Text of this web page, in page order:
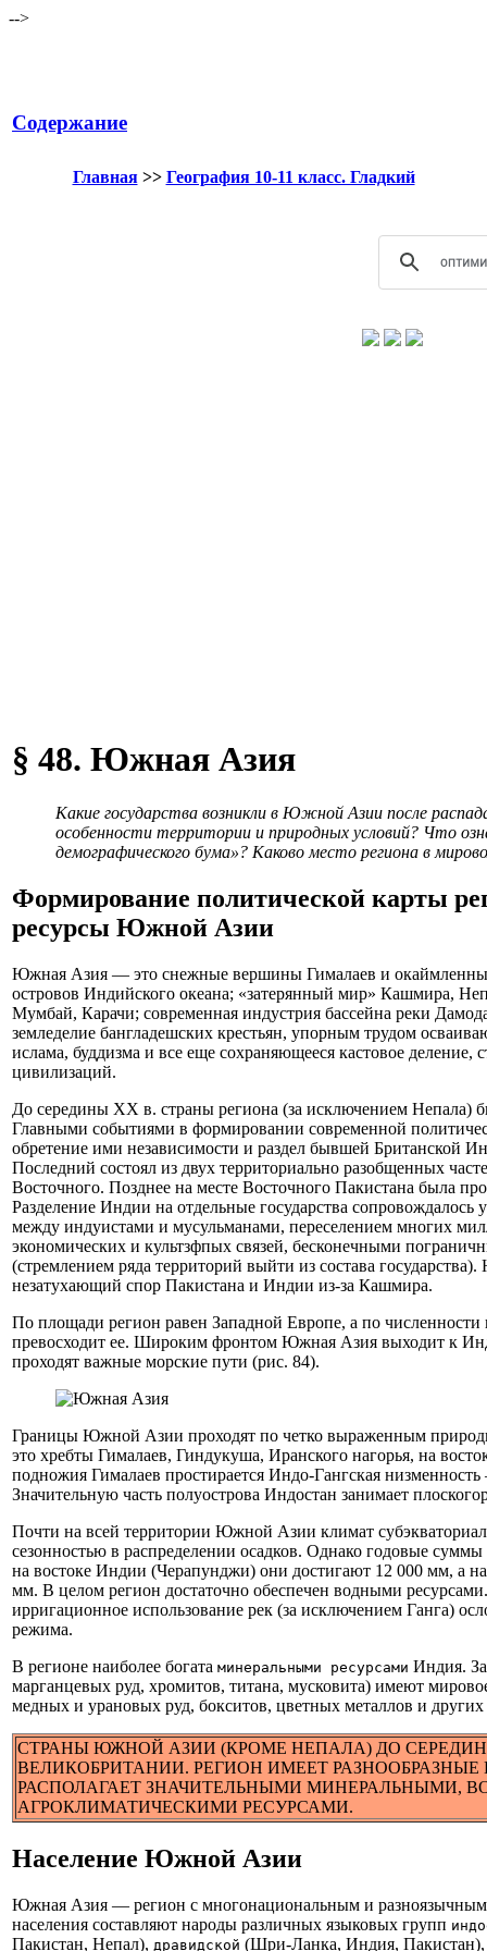
-->
Содержание
Главная>> География 10-11 класс. Гладкий
§ 48. Южная Азия
Какие государства возникли в Южной Азии после
особенности территории и природных условий? Что
демографического бума»? Каково место региона в
Формирование политической карты
ресурсы Южной Азии
Южная Азия — это снежные вершины Гималаев и
островов Индийского океана; «затерянный мир» Кашмира,
Мумбай, Карачи; современная индустрия бассейна реки
земледелие бангладешских крестьян, упорным трудом
ислама, буддизма и все еще сохраняющееся кастовое деление,
цивилизаций.
До середины XX в. страны региона (за исключением Непала)
Главными событиями в формировании современной
обретение ими независимости и раздел бывшей Британской
Последний состоял из двух территориально разобщенных
Восточного. Позднее на месте Восточного Пакистана была
Разделение Индии на отдельные государства сопровождалось
между индуистами и мусульманами, переселением многих
экономических и культзфпых связей, бесконечными
(стремлением ряда территорий выйти из состава
незатухающий спор Пакистана и Индии из-за Кашмира.
По площади регион равен Западной Европе, а по численности
превосходит ее. Широким фронтом Южная Азия выходит к
проходят важные морские пути (рис. 84).
Границы Южной Азии проходят по четко выраженным
это хребты Гималаев, Гиндукуша, Иранского нагорья, на
подножия Гималаев простирается Индо-Гангская
Значительную часть полуострова Индостан занимает
Почти на всей территории Южной Азии климат
сезонностью в распределении осадков. Однако годовые
на востоке Индии (Черапунджи) они достигают 12 000 мм, а
мм. В целом регион достаточно обеспечен водными
ирригационное использование рек (за исключением Ганга)
режима.
В регионе наиболее богата минеральными ресурсами Индия.
марганцевых руд, хромитов, титана, мусковита) имеют
медных и урановых руд, бокситов, цветных металлов и
СТРАНЫ ЮЖНОЙ АЗИИ (КРОМЕ НЕПАЛА) ДО
ВЕЛИКОБРИТАНИИ. РЕГИОН ИМЕЕТ
РАСПОЛАГАЕТ ЗНАЧИТЕЛЬНЫМИ МИНЕРАЛЬНЫМИ,
АГРОКЛИМАТИЧЕСКИМИ РЕСУРСАМИ.
Население Южной Азии
Южная Азия — регион с многонациональным и разноязычным
населения составляют народы различных языковых групп
Пакистан, Непал), дравидской (Шри-Ланка, Индия,